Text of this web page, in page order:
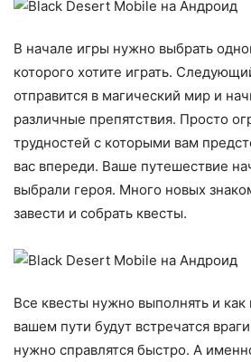
В начале игры нужно выбрать
которого хотите играть.
отправится в магический мир и
различные препятствия. Просто
трудностей с которыми вам
вас впереди. Ваше путешествие
выбрали героя. Много новых
завести и собрать квесты.
Все квесты нужно выполнять и
вашем пути будут встречатся
нужно справлятся быстро. А